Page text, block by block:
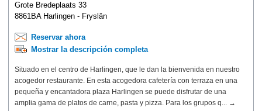
Grote Bredeplaats 33
8861BA Harlingen - Fryslân
Reservar ahora
Mostrar la descripción completa
Situado en el centro de Harlingen, que le dan la bienvenida en nuestro
acogedor restaurante. En esta acogedora cafetería con terraza en una
pequeña y encantadora plaza Harlingen se puede disfrutar de una
amplia gama de platos de carne, pasta y pizza. Para los grupos q... →